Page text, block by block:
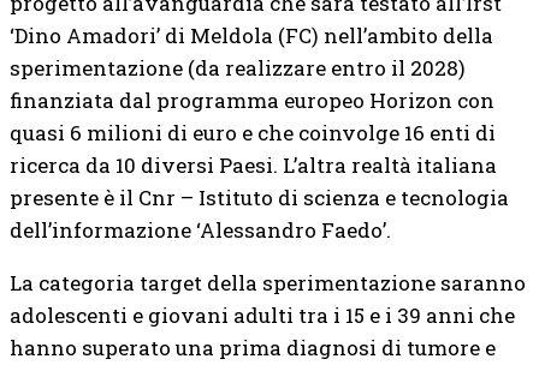
‘Dino Amadori’ di Meldola (FC) nell’ambito della
sperimentazione (da realizzare entro il 2028)
finanziata dal programma europeo Horizon con
quasi 6 milioni di euro e che coinvolge 16 enti di
ricerca da 10 diversi Paesi. L’altra realtà italiana
presente è il Cnr – Istituto di scienza e tecnologia
dell’informazione ‘Alessandro Faedo’.
La categoria target della sperimentazione saranno
adolescenti e giovani adulti tra i 15 e i 39 anni che
hanno superato una prima diagnosi di tumore e